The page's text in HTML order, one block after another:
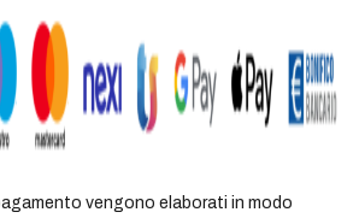
vengono elaborati in modo